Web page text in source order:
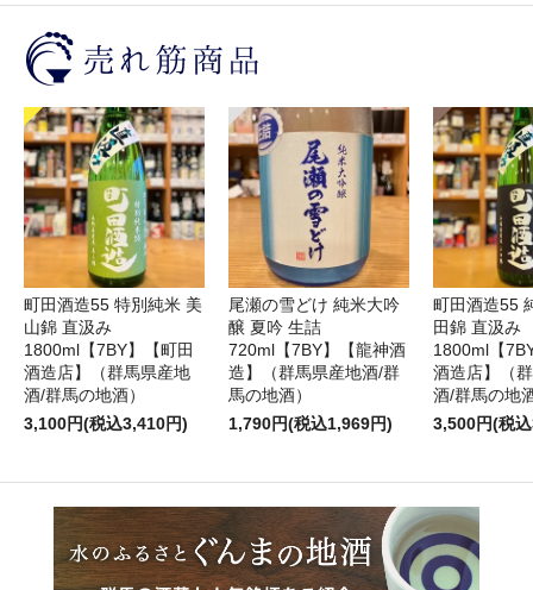
町田酒造55 特別純米 美
山錦 直汲み
1800ml【7BY】【町田
酒造店】（群馬県産地
酒/群馬の地酒）
3,100円(税込3,410円)
尾瀬の雪どけ 純米大吟
醸 夏吟 生詰
720ml【7BY】【龍神酒
造】（群馬県産地酒/群
馬の地酒）
1,790円(税込1,969円)
町田酒造55
田錦 直汲み
1800ml【
酒造店】（
酒/群馬の地
3,500円(税